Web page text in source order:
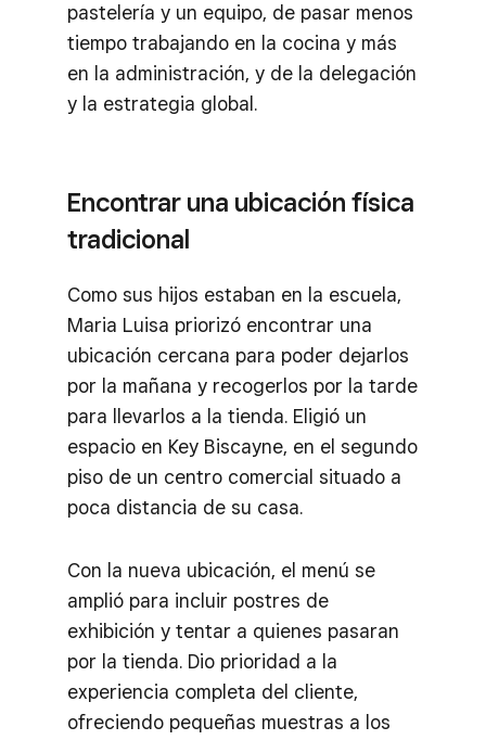
pastelería y un equipo, de pasar menos
tiempo trabajando en la cocina y más
en la administración, y de la delegación
y la estrategia global.
Encontrar una ubicación física
tradicional
Como sus hijos estaban en la escuela,
Maria Luisa priorizó encontrar una
ubicación cercana para poder dejarlos
por la mañana y recogerlos por la tarde
para llevarlos a la tienda. Eligió un
espacio en Key Biscayne, en el segundo
piso de un centro comercial situado a
poca distancia de su casa.
Con la nueva ubicación, el menú se
amplió para incluir postres de
exhibición y tentar a quienes pasaran
por la tienda. Dio prioridad a la
experiencia completa del cliente,
ofreciendo pequeñas muestras a los